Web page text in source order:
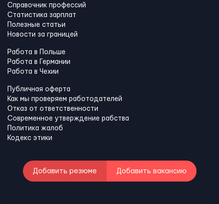
Справочник профессий
Статистика зарплат
Полезные статьи
Новости за границей
Работа в Польше
Работа в Германии
Работа в Чехии
Публичная оферта
Как мы проверяем работодателей
Отказ от ответственности
Современное утверждение рабства
Политика жалоб
Кодекс этики
Добавить резюме Добавить вакансию